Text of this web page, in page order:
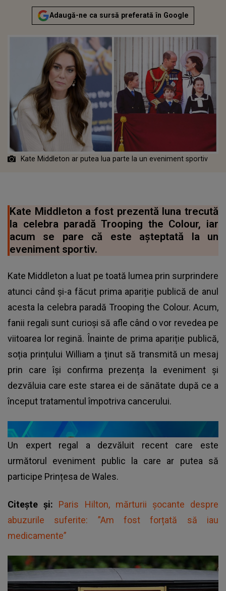
Adaugă-ne ca sursă preferată în Google
Kate Middleton ar putea lua parte la un eveniment sportiv
Kate Middleton a fost prezentă luna trecută
la celebra paradă Trooping the Colour, iar
acum se pare că este așteptată la un
eveniment sportiv.
Kate Middleton a luat pe toată lumea prin surprindere
atunci când și-a făcut prima apariție publică de anul
acesta la celebra paradă Trooping the Colour. Acum,
fanii regali sunt curioși să afle când o vor revedea pe
viitoarea lor regină. Înainte de prima apariție publică,
soția prințului William a ținut să transmită un mesaj
prin care își confirma prezența la eveniment și
dezvăluia care este starea ei de sănătate după ce a
început tratamentul împotriva cancerului.
Un expert regal a dezvăluit recent care este
următorul eveniment public la care ar putea să
participe Prințesa de Wales.
Citește și: Paris Hilton, mărturii șocante despre
abuzurile suferite: ”Am fost forțată să iau
medicamente”